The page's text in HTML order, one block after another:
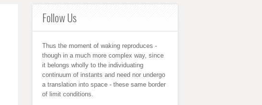
Follow Us
Thus the moment of waking reproduces -
though in a much more complex way, since
it belongs wholly to the individuating
continuum of instants and need nor undergo
a translation into space - these same border
of limit conditions.